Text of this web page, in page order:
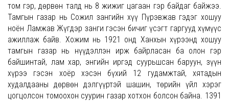
том гэр, дөрвөн талд нь 8 жижиг цагаан гэр байдаг байжээ.
Тамгын газар нь Сожил зангийн хүү Пүрэвжав гэдэг хошуу
ноён Ламжав Жүгдэр занги гэсэн бичиг үсэгт гаргууд хүмүүс
ажиллаж байв. Хожим нь 1921 онд Ханхын хүрээнд хошуу
тамгын газар нь нүүдэллэн ирж байрласан ба олон гэр
байшинтай, лам хар, энгийн иргэд суурьшсан баруун, зүүн
хүрээ гэсэн хоёр хэсэн бүхий 12 гудамжтай, хятадын
худалдааны дөрвөн дэлгүүртэй шашин, төрийн үйл хэрэг
цогцолсон томоохон суурин газар хотхон болсон байна. 1391